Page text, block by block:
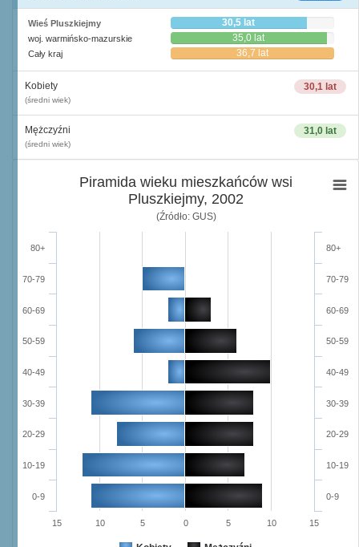
Wieś Pluszkiejmy 30,5 lat
woj. warmińsko-mazurskie 35,0 lat
Cały kraj 36,7 lat
30,1 lat
Kobiety
(średni wiek)
31,0 lat
Mężczyźni
(średni wiek)
Piramida wieku mieszkańców wsi
Pluszkiejmy, 2002
(Źródło: GUS)
0-9
10-19
20-29
30-39
40-49
50-59
60-69
70-79
80+
0-9
10-19
20-29
30-39
40-49
50-59
60-69
70-79
80+
15 10 5 0 5 10 15